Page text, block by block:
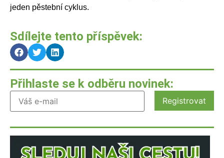
jeden pěstební cyklus.
Sdílejte tento příspěvek:
Přihlaste se k odběru novinek: